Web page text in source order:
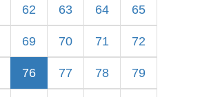
62 63 64 65
69 70 71 72
76 77 78 79